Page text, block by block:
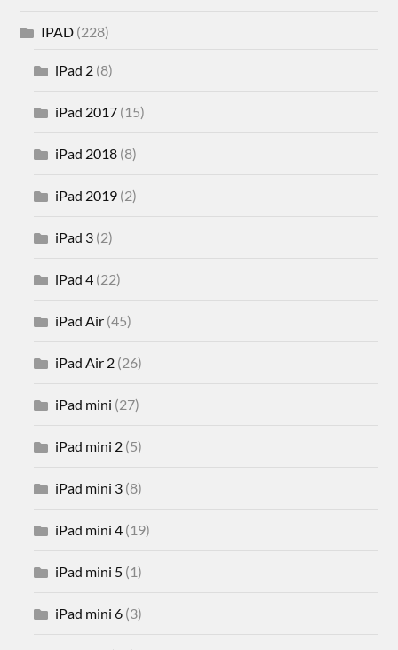
IPAD (228)
iPad 2 (8)
iPad 2017 (15)
iPad 2018 (8)
iPad 2019 (2)
iPad 3 (2)
iPad 4 (22)
iPad Air (45)
iPad Air 2 (26)
iPad mini (27)
iPad mini 2 (5)
iPad mini 3 (8)
iPad mini 4 (19)
iPad mini 5 (1)
iPad mini 6 (3)